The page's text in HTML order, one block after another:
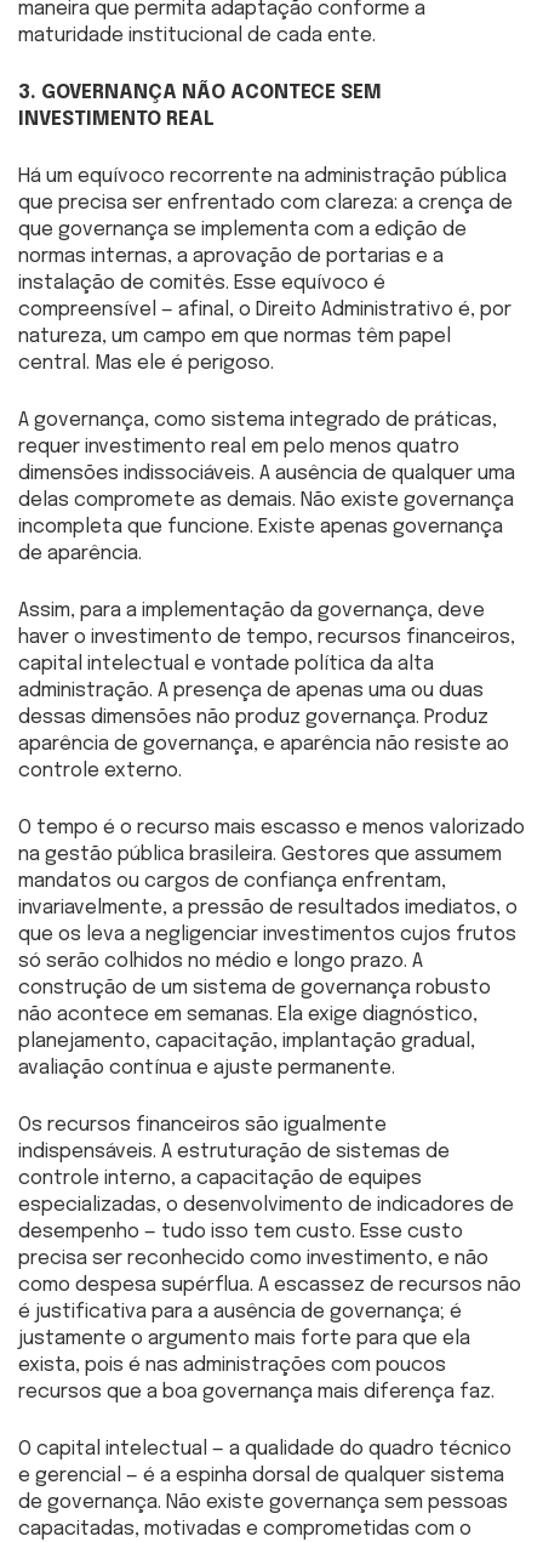
maneira que permita adaptação conforme a
maturidade institucional de cada ente.
3. GOVERNANÇA NÃO ACONTECE SEM
INVESTIMENTO REAL
Há um equívoco recorrente na administração pública
que precisa ser enfrentado com clareza: a crença de
que governança se implementa com a edição de
normas internas, a aprovação de portarias e a
instalação de comitês. Esse equívoco é
compreensível — afinal, o Direito Administrativo é, por
natureza, um campo em que normas têm papel
central. Mas ele é perigoso.
A governança, como sistema integrado de práticas,
requer investimento real em pelo menos quatro
dimensões indissociáveis. A ausência de qualquer uma
delas compromete as demais. Não existe governança
incompleta que funcione. Existe apenas governança
de aparência.
Assim, para a implementação da governança, deve
haver o investimento de tempo, recursos financeiros,
capital intelectual e vontade política da alta
administração. A presença de apenas uma ou duas
dessas dimensões não produz governança. Produz
aparência de governança, e aparência não resiste ao
controle externo.
O tempo é o recurso mais escasso e menos valorizado
na gestão pública brasileira. Gestores que assumem
mandatos ou cargos de confiança enfrentam,
invariavelmente, a pressão de resultados imediatos, o
que os leva a negligenciar investimentos cujos frutos
só serão colhidos no médio e longo prazo. A
construção de um sistema de governança robusto
não acontece em semanas. Ela exige diagnóstico,
planejamento, capacitação, implantação gradual,
avaliação contínua e ajuste permanente.
Os recursos financeiros são igualmente
indispensáveis. A estruturação de sistemas de
controle interno, a capacitação de equipes
especializadas, o desenvolvimento de indicadores de
desempenho — tudo isso tem custo. Esse custo
precisa ser reconhecido como investimento, e não
como despesa supérflua. A escassez de recursos não
é justificativa para a ausência de governança; é
justamente o argumento mais forte para que ela
exista, pois é nas administrações com poucos
recursos que a boa governança mais diferença faz.
O capital intelectual — a qualidade do quadro técnico
e gerencial — é a espinha dorsal de qualquer sistema
de governança. Não existe governança sem pessoas
capacitadas, motivadas e comprometidas com o